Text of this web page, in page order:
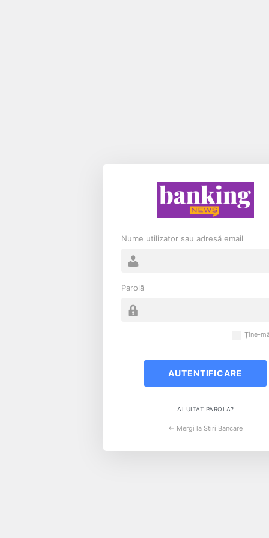
Nume utilizator sau adresă email
Parolă
Ține-
AI UITAT PAROLA?
← Mergi la Stiri Bancare